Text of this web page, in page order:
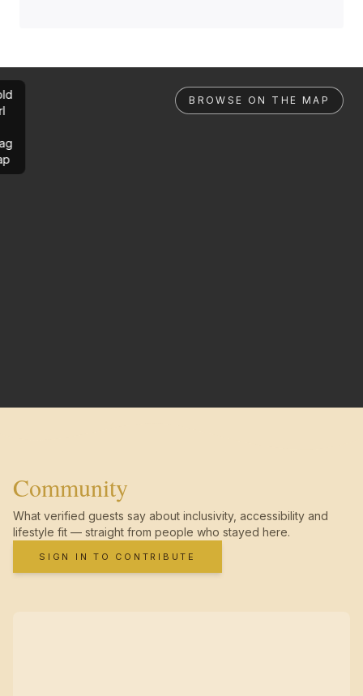
BROWSE ON THE MAP
Community
What verified guests say about inclusivity, accessibility and
lifestyle fit — straight from people who stayed here.
SIGN IN TO CONTRIBUTE